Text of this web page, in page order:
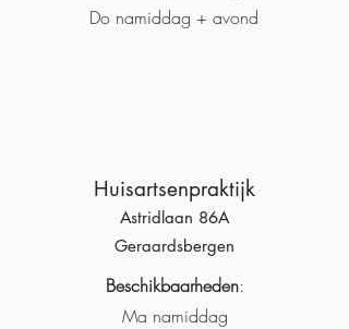
Do namiddag + avond
Huisartsenpraktijk
Astridlaan 86A
Geraardsbergen
Beschikbaarheden:
Ma namiddag